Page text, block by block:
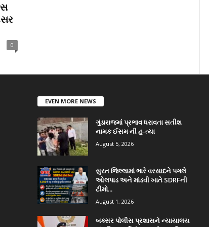
0
EVEN MORE NEWS
ગુંડારાજમાં પ્રભાવ ધરાવતા સતીશ
નામક ઈસમ ની હ-ત્યા
August 5, 2026
સુરત જિલ્લામાં ભારે વરસાદને પગલે
ઓલપાડ અને માંડવી ખાતે SDRFની
ટીમો...
August 1, 2026
બક્સર પોલીસ પ્રશાસને ન્યાયાલય